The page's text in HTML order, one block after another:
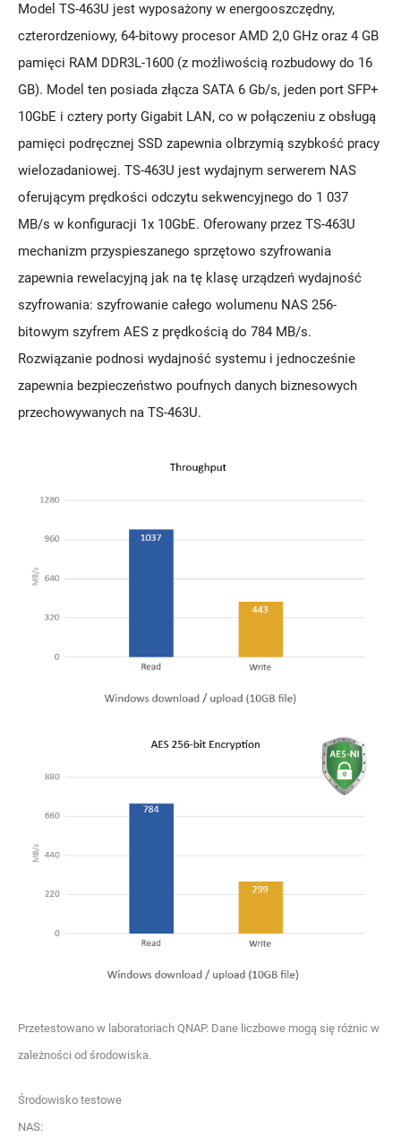
Model TS-463U jest wyposażony w energooszczędny,
czterordzeniowy, 64-bitowy procesor AMD 2,0 GHz oraz 4 GB
pamięci RAM DDR3L-1600 (z możliwością rozbudowy do 16
GB). Model ten posiada złącza SATA 6 Gb/s, jeden port SFP+
10GbE i cztery porty Gigabit LAN, co w połączeniu z obsługą
pamięci podręcznej SSD zapewnia olbrzymią szybkość pracy
wielozadaniowej. TS-463U jest wydajnym serwerem NAS
oferującym prędkości odczytu sekwencyjnego do 1 037
MB/s w konfiguracji 1x 10GbE. Oferowany przez TS-463U
mechanizm przyspieszanego sprzętowo szyfrowania
zapewnia rewelacyjną jak na tę klasę urządzeń wydajność
szyfrowania: szyfrowanie całego wolumenu NAS 256-
bitowym szyfrem AES z prędkością do 784 MB/s.
Rozwiązanie podnosi wydajność systemu i jednocześnie
zapewnia bezpieczeństwo poufnych danych biznesowych
przechowywanych na TS-463U.
Przetestowano w laboratoriach QNAP. Dane liczbowe mogą się różnic w
zależności od środowiska.
Środowisko testowe
NAS: